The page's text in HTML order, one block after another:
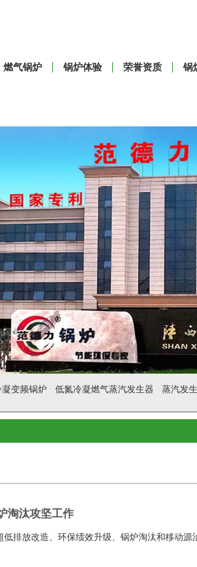
燃气锅炉 锅炉体验 荣誉资质 锅
凝变频锅炉 低氮冷凝燃气蒸汽发生器 蒸汽发
淘汰攻坚工作
排放改造、环保绩效升级、锅炉淘汰和移动